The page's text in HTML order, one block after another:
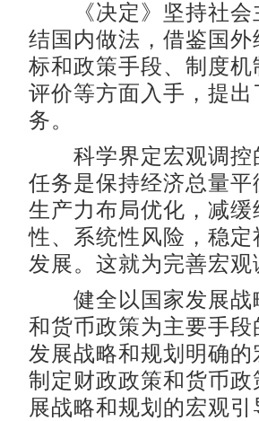
《决定》坚持社会
结国内做法，借鉴国
标和政策手段、制度
评价等方面入手，提
务。
科学界定宏观调控
任务是保持经济总量
生产力布局优化，减
性、系统性风险，稳
发展。这就为完善宏
健全以国家发展战
和货币政策为主要手
发展战略和规划明确
制定财政政策和货币
展战略和规划的宏观